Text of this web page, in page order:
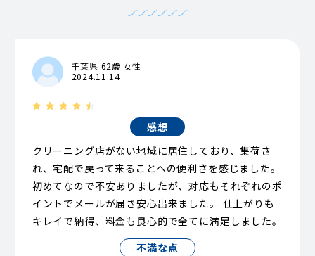
千葉県 62歳 女性
2024.11.14
感想
クリーニング店がない地域に居住しており、集荷さ
れ、宅配で戻って来ることへの便利さを感じました。
初めてなので不安ありましたが、対応もそれぞれのポ
イントでメールが届き安心出来ました。 仕上がりも
キレイで納得、料金も良心的で全てに満足しました。
不満な点